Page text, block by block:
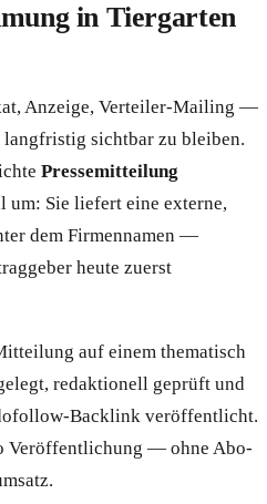
in Tiergarten
Anzeige, Verteiler-Mailing —
sichtbar zu bleiben.
Pressemitteilung
um: Sie liefert eine externe,
dem Firmennamen —
heute zuerst
auf einem thematisch
redaktionell geprüft und
Backlink veröffentlicht.
Veröffentlichung — ohne Abo-